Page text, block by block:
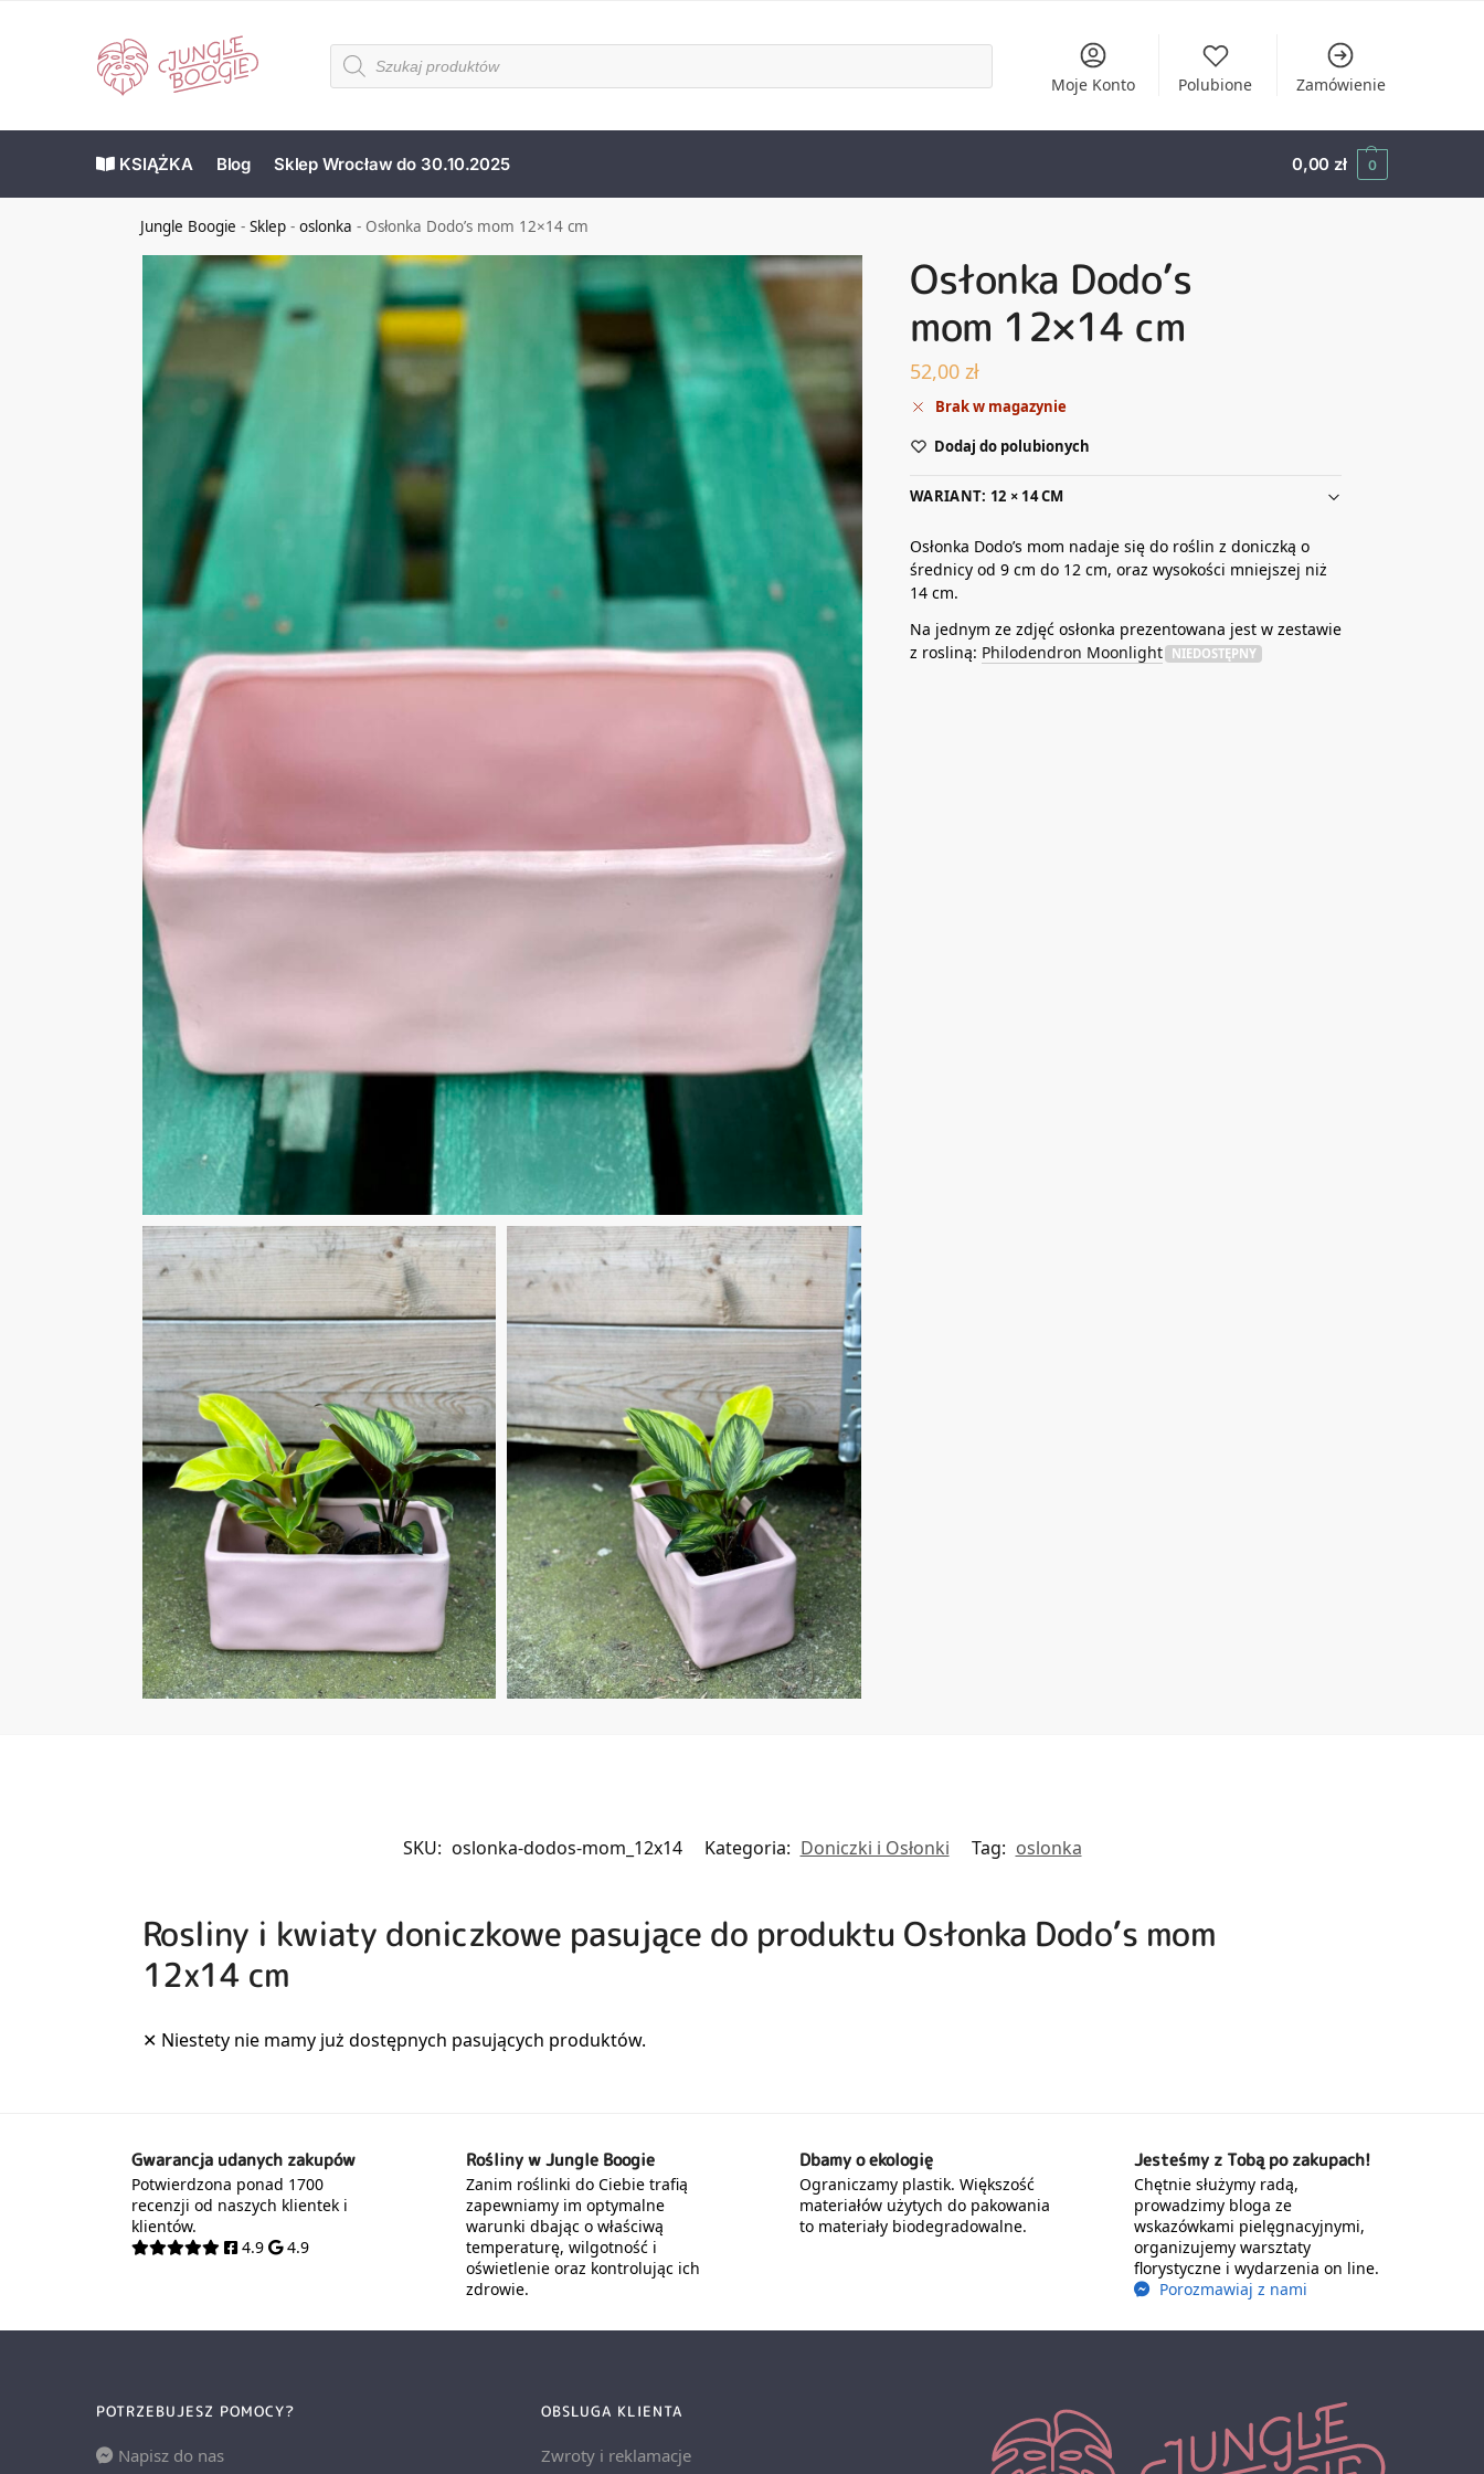
Moje Konto Polubione Zamówienie
KSIĄŻKA Blog Sklep Wrocław do 30.10.2025 0,00 zł 0
Jungle Boogie -Sklep -oslonka - Osłonka Dodo’s mom 12×14 cm
Osłonka Dodo’s
mom 12×14 cm
52,00 zł
Brak w magazynie
Dodaj do polubionych
WARIANT: 12 × 14 CM
Osłonka Dodo’s mom nadaje się do roślin z doniczką o
średnicy od 9 cm do 12 cm, oraz wysokości mniejszej niż
14 cm.
Na jednym ze zdjęć osłonka prezentowana jest w zestawie
z rosliną: Philodendron Moonlight NIEDOSTĘPNY
SKU: oslonka-dodos-mom_12x14 Kategoria: Doniczki i Osłonki Tag: oslonka
Rosliny i kwiaty doniczkowe pasujące do produktu Osłonka Dodo’s mom
12x14 cm
Gwarancja udanych zakupów
Potwierdzona ponad 1700
recenzji od naszych klientek i
klientów.
4.9
4.9
Rośliny w Jungle Boogie
Zanim roślinki do Ciebie trafią
zapewniamy im optymalne
warunki dbając o właściwą
temperaturę, wilgotność i
oświetlenie oraz kontrolując ich
zdrowie.
Dbamy o ekologię
Ograniczamy plastik. Większość
materiałów użytych do pakowania
to materiały biodegradowalne.
Jesteśmy z Tobą po zakupach!
Chętnie służymy radą,
prowadzimy bloga ze
wskazówkami pielęgnacyjnymi,
organizujemy warsztaty
florystyczne i wydarzenia on line.
Porozmawiaj z nami
POTRZEBUJESZ POMOCY?
Napisz do nas
OBSLUGA KLIENTA
Zwroty i reklamacje